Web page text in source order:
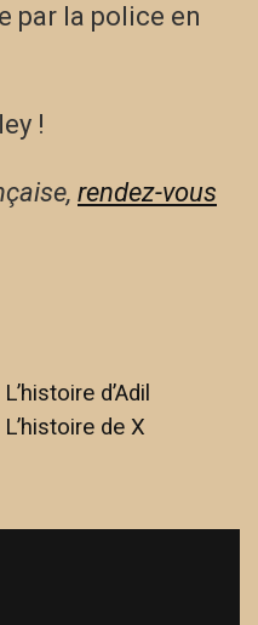
par la police en
!
rendez-vous
d’Adil
de X